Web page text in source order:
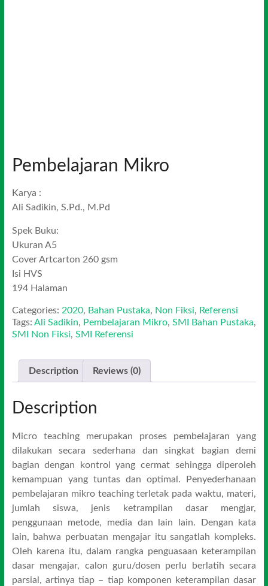
Pembelajaran Mikro
Karya :
Ali Sadikin, S.Pd., M.Pd
Spek Buku:
Ukuran A5
Cover Artcarton 260 gsm
Isi HVS
194 Halaman
Categories: 2020, Bahan Pustaka, Non Fiksi, Referensi
Tags: Ali Sadikin, Pembelajaran Mikro, SMI Bahan Pustaka,
SMI Non Fiksi, SMI Referensi
Description Reviews (0)
Description
Micro teaching merupakan proses pembelajaran yang
dilakukan secara sederhana dan singkat bagian demi
bagian dengan kontrol yang cermat sehingga diperoleh
kemampuan yang tuntas dan optimal. Penyederhanaan
pembelajaran mikro teaching terletak pada waktu, materi,
jumlah siswa, jenis ketrampilan dasar mengjar,
penggunaan metode, media dan lain lain. Dengan kata
lain, bahwa perbuatan mengajar itu sangatlah kompleks.
Oleh karena itu, dalam rangka penguasaan keterampilan
dasar mengajar, calon guru/dosen perlu berlatih secara
parsial, artinya tiap – tiap komponen keterampilan dasar